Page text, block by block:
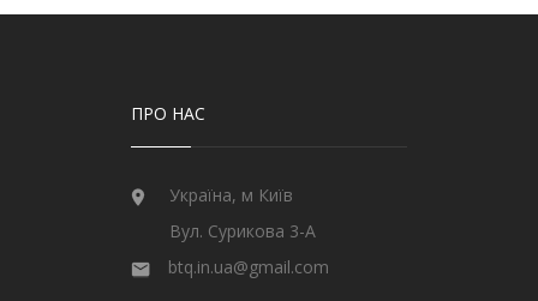
ПРО НАС
Україна, м Київ
Вул. Сурикова 3-А
btq.in.ua@gmail.com